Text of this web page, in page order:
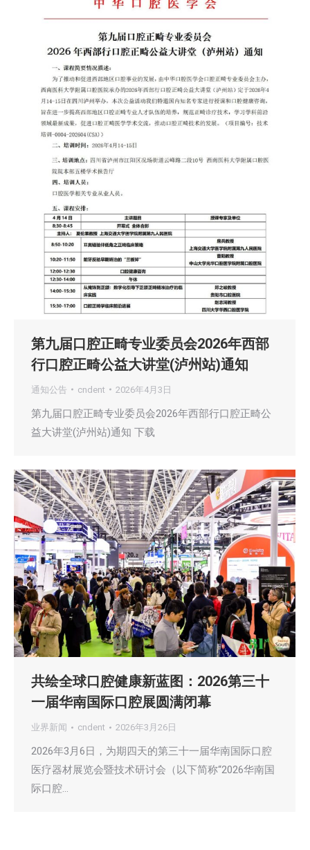
第九届口腔正畸专业委员会2026年西部
行口腔正畸公益大讲堂(泸州站)通知
通知公告 cndent 2026年4月3日
第九届口腔正畸专业委员会2026年西部行口腔正畸公
益大讲堂(泸州站)通知 下载
共绘全球口腔健康新蓝图：2026第三十
一届华南国际口腔展圆满闭幕
业界新闻 cndent 2026年3月26日
2026年3月6日，为期四天的第三十一届华南国际口腔
医疗器材展览会暨技术研讨会（以下简称“2026华南国
际口腔…